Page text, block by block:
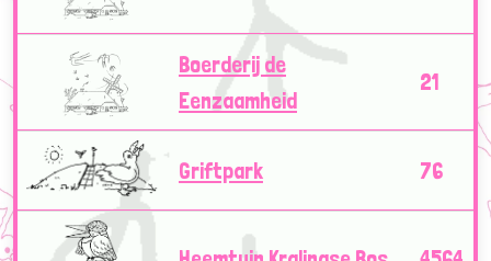
Boerderij de
Eenzaamheid
21
Griftpark 76